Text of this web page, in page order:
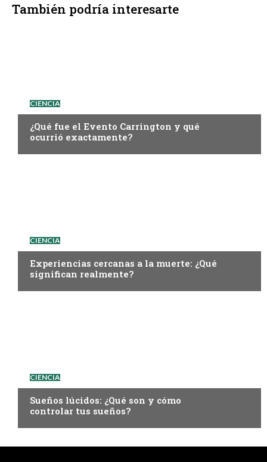
También podría interesarte
CIENCIA
¿Qué fue el Evento Carrington y qué
ocurrió exactamente?
CIENCIA
Experiencias cercanas a la muerte: ¿Qué
significan realmente?
CIENCIA
Sueños lúcidos: ¿Qué son y cómo
controlar tus sueños?